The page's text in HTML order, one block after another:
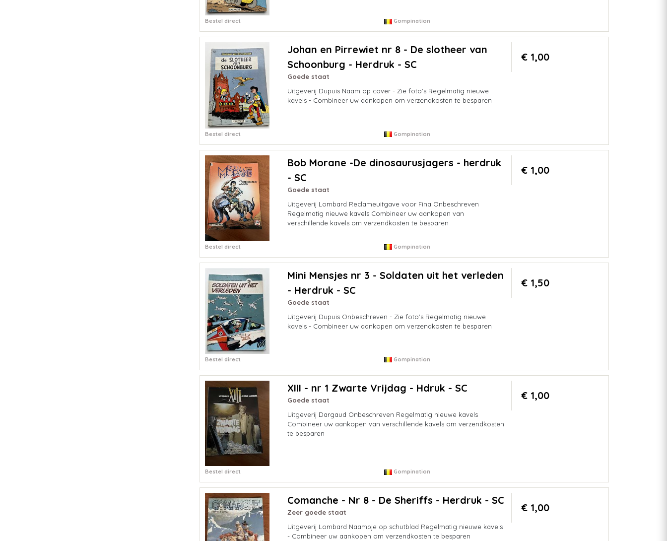
Bestel direct Gompination
Johan en Pirrewiet nr 8 - De slotheer van
Schoonburg - Herdruk - SC
Goede staat
Uitgeverij Dupuis Naam op cover - Zie foto's Regelmatig nieuwe
kavels - Combineer uw aankopen om verzendkosten te besparen
€ 1,00
Bestel direct Gompination
Bob Morane -De dinosaurusjagers - herdruk
- SC
Goede staat
Uitgeverij Lombard Reclameuitgave voor Fina Onbeschreven
Regelmatig nieuwe kavels Combineer uw aankopen van
verschillende kavels om verzendkosten te besparen
€ 1,00
Bestel direct Gompination
Mini Mensjes nr 3 - Soldaten uit het verleden
- Herdruk - SC
Goede staat
Uitgeverij Dupuis Onbeschreven - Zie foto's Regelmatig nieuwe
kavels - Combineer uw aankopen om verzendkosten te besparen
€ 1,50
Bestel direct Gompination
XIII - nr 1 Zwarte Vrijdag - Hdruk - SC
Goede staat
Uitgeverij Dargaud Onbeschreven Regelmatig nieuwe kavels
Combineer uw aankopen van verschillende kavels om verzendkosten
te besparen
€ 1,00
Bestel direct Gompination
Comanche - Nr 8 - De Sheriffs - Herdruk - SC
Zeer goede staat
Uitgeverij Lombard Naampje op schutblad Regelmatig nieuwe kavels
- Combineer uw aankopen om verzendkosten te besparen
€ 1,00